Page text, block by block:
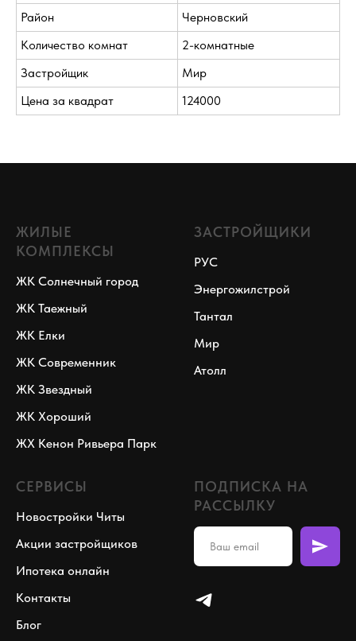
Район
Черновский
Количество комнат
2-комнатные
Застройщик
Мир
Цена за квадрат
124000
ЖИЛЫЕ
КОМПЛЕКСЫ
ЖК Солнечный город
ЖК Таежный
ЖК Елки
ЖК Современник
ЖК Звездный
ЖК Хороший
ЖХ Кенон Ривьера Парк
ЗАСТРОЙЩИКИ
РУС
Энергожилстрой
Тантал
Мир
Атолл
СЕРВИСЫ
Новостройки Читы
Акции застройщиков
Ипотека онлайн
Контакты
Блог
ПОДПИСКА НА
РАССЫЛКУ